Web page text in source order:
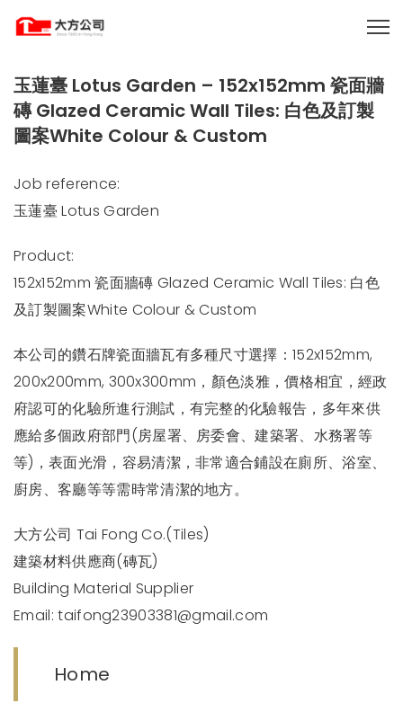
玉蓮臺 Lotus Garden – 152x152mm 瓷面牆
磚 Glazed Ceramic Wall Tiles: 白色及訂製
圖案White Colour & Custom
Job reference:
玉蓮臺 Lotus Garden
Product:
152x152mm 瓷面牆磚 Glazed Ceramic Wall Tiles: 白色
及訂製圖案White Colour & Custom
本公司的鑽石牌瓷面牆瓦有多種尺寸選擇：152x152mm,
200x200mm, 300x300mm，顏色淡雅，價格相宜，經政
府認可的化驗所進行測試，有完整的化驗報告，多年來供
應給多個政府部門(房屋署、房委會、建築署、水務署等
等)，表面光滑，容易清潔，非常適合鋪設在廁所、浴室、
廚房、客廳等等需時常清潔的地方。
大方公司 Tai Fong Co.(Tiles)
建築材料供應商(磚瓦)
Building Material Supplier
Email:taifong23903381@gmail.com
Home